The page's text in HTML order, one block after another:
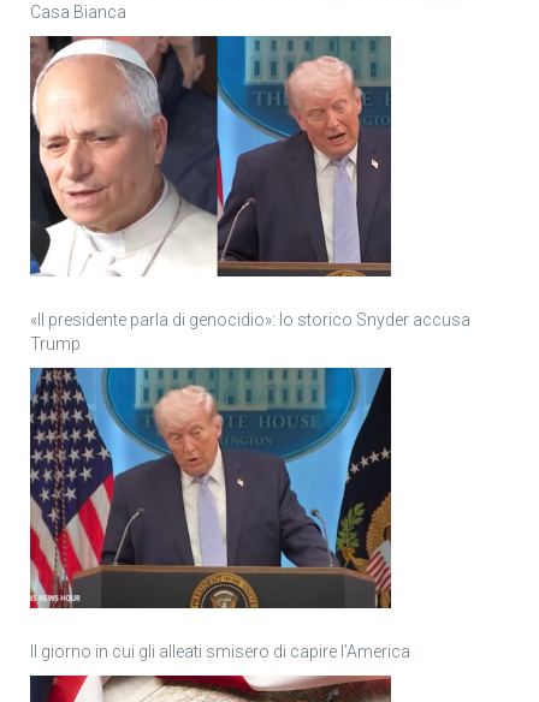
Casa Bianca
«Il presidente parla di genocidio»: lo storico Snyder accusa
Trump
Il giorno in cui gli alleati smisero di capire l’America